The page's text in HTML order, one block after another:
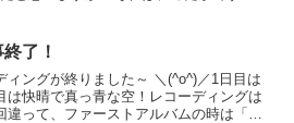
了！
ィングが終りました～ ＼(^o^)／1日目は
は快晴で真っ青な空！レコーディングは
って、ファーストアルバムの時は「秩